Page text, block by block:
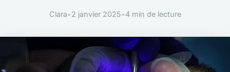
Clara•2 janvier 2025•4 min de lecture